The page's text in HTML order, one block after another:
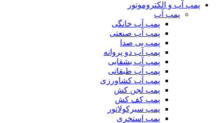
پمپ آب و الکتروموتور
پمپ آب
پمپ آب خانگی
پمپ آب صنعتی
پمپ بی صدا
پمپ آب دو پروانه
پمپ آب بشقابی
پمپ آب طبقاتی
پمپ آب کشاورزی
پمپ لجن کش
پمپ کف کش
پمپ سیرکولاتور
پمپ استخری